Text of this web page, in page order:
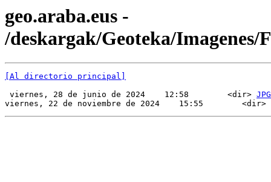
geo.araba.eus -
/deskargak/Geoteka/Imagenes/
[Al directorio principal]
viernes, 28 de junio de 2024    12:58        <dir> JPG
viernes, 22 de noviembre de 2024    15:55        <dir>